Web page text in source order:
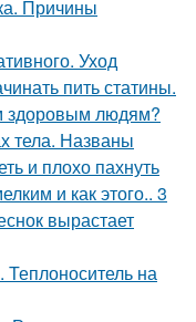
Причины
Уход
пить статины.
здоровым людям?
тела. Названы
и плохо пахнуть
и как этого.. 3
вырастает
на